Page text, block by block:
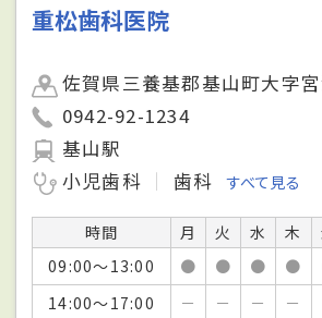
重松歯科医院
佐賀県三養基郡基山町大字
0942-92-1234
基山駅
小児歯科
歯科 すべて見る
時間 月 火 水 木
09:00～13:00
● ● ● ●
14:00～17:00
－ － － －